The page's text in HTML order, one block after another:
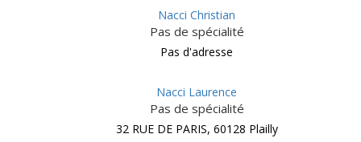
Nacci Christian
Pas de spécialité
Pas d'adresse
Nacci Laurence
Pas de spécialité
32 RUE DE PARIS, 60128 Plailly